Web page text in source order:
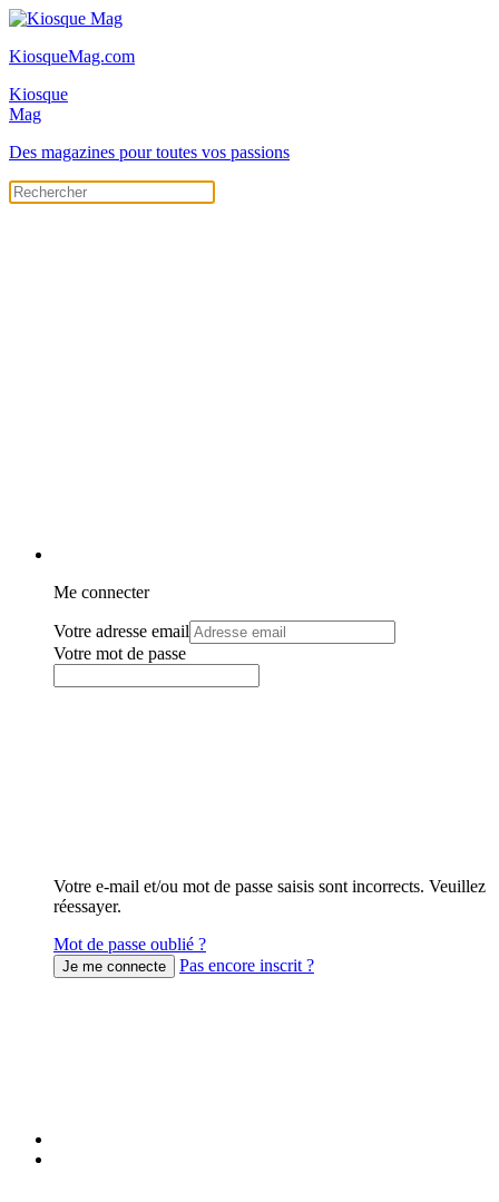
KiosqueMag.com
Kiosque
Mag
Des magazines pour toutes vos passions
Me connecter
Votre adresse email
Votre mot de passe
Votre e-mail et/ou mot de passe saisis sont incorrects. Veuillez
réessayer.
Mot de passe oublié ?
Pas encore inscrit ?